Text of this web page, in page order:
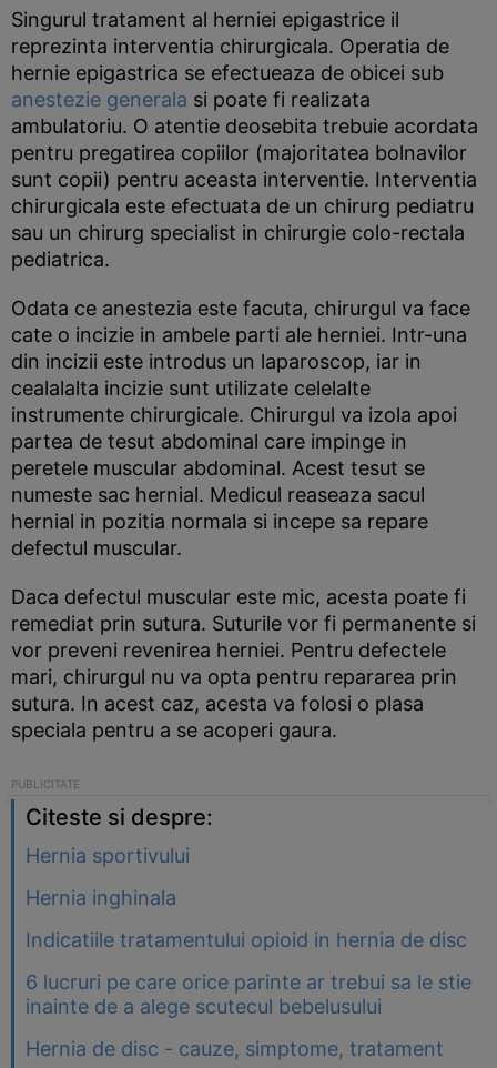
Singurul tratament al herniei epigastrice il
reprezinta interventia chirurgicala. Operatia de
hernie epigastrica se efectueaza de obicei sub
anestezie generala si poate fi realizata
ambulatoriu. O atentie deosebita trebuie acordata
pentru pregatirea copiilor (majoritatea bolnavilor
sunt copii) pentru aceasta interventie. Interventia
chirurgicala este efectuata de un chirurg pediatru
sau un chirurg specialist in chirurgie colo-rectala
pediatrica.
Odata ce anestezia este facuta, chirurgul va face
cate o incizie in ambele parti ale herniei. Intr-una
din incizii este introdus un laparoscop, iar in
cealalalta incizie sunt utilizate celelalte
instrumente chirurgicale. Chirurgul va izola apoi
partea de tesut abdominal care impinge in
peretele muscular abdominal. Acest tesut se
numeste sac hernial. Medicul reaseaza sacul
hernial in pozitia normala si incepe sa repare
defectul muscular.
Daca defectul muscular este mic, acesta poate fi
remediat prin sutura. Suturile vor fi permanente si
vor preveni revenirea herniei. Pentru defectele
mari, chirurgul nu va opta pentru repararea prin
sutura. In acest caz, acesta va folosi o plasa
speciala pentru a se acoperi gaura.
Citeste si despre:
Hernia sportivului
Hernia inghinala
Indicatiile tratamentului opioid in hernia de disc
6 lucruri pe care orice parinte ar trebui sa le stie
inainte de a alege scutecul bebelusului
Hernia de disc - cauze, simptome, tratament